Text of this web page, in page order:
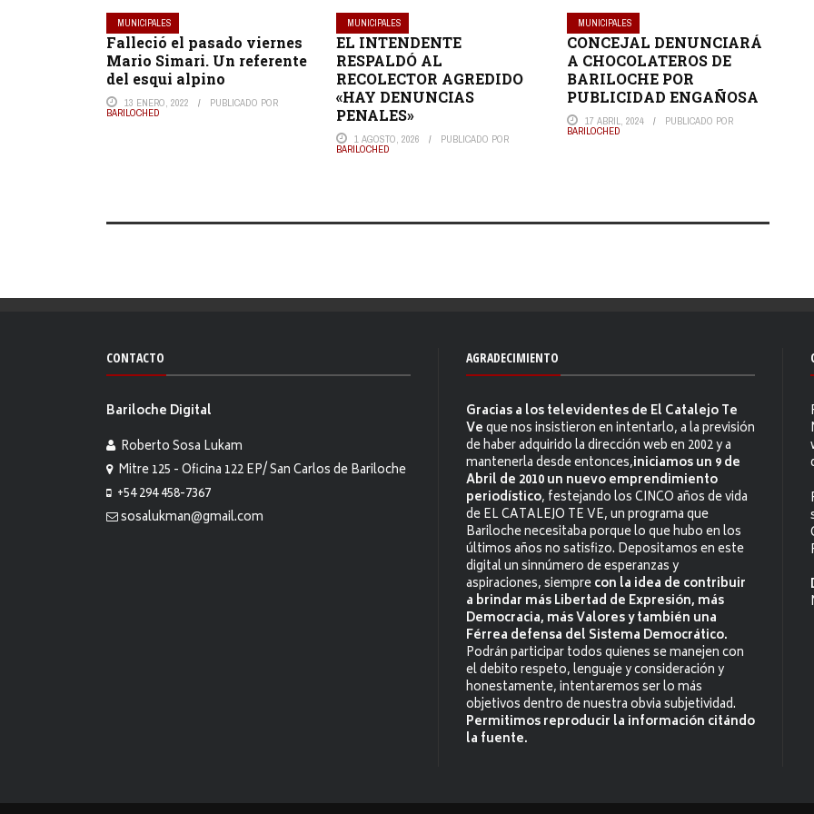
MUNICIPALES
Falleció el pasado viernes
Mario Simari. Un referente
del esqui alpino
13 ENERO, 2022 PUBLICADO POR
BARILOCHED
MUNICIPALES
EL INTENDENTE
RESPALDÓ AL
RECOLECTOR AGREDIDO
«HAY DENUNCIAS
PENALES»
1 AGOSTO, 2026 PUBLICADO POR
BARILOCHED
MUNICIPALES
CONCEJAL DENUNCIARÁ
A CHOCOLATEROS DE
BARILOCHE POR
PUBLICIDAD ENGAÑOSA
17 ABRIL, 2024 PUBLICADO POR
BARILOCHED
CONTACTO
Bariloche Digital
Roberto Sosa Lukam
Mitre 125 - Oficina 122 EP/ San Carlos de Bariloche
+54 294 458-7367
sosalukman@gmail.com
AGRADECIMIENTO
Gracias a los televidentes de El Catalejo Te
Veque nos insistieron en intentarlo, a la previsión
de haber adquirido la dirección web en 2002 y a
mantenerla desde entonces,iniciamos un 9 de
Abril de 2010 un nuevo emprendimiento
periodístico, festejando los CINCO años de vida
de EL CATALEJO TE VE, un programa que
Bariloche necesitaba porque lo que hubo en los
últimos años no satisfizo. Depositamos en este
digital un sinnúmero de esperanzas y
aspiraciones, siemprecon la idea de contribuir
a brindar más Libertad de Expresión, más
Democracia, más Valores y también una
Férrea defensa del Sistema Democrático.
Podrán participar todos quienes se manejen con
el debito respeto, lenguaje y consideración y
honestamente, intentaremos ser lo más
objetivos dentro de nuestra obvia subjetividad.
Permitimos reproducir la información citándo
la fuente.